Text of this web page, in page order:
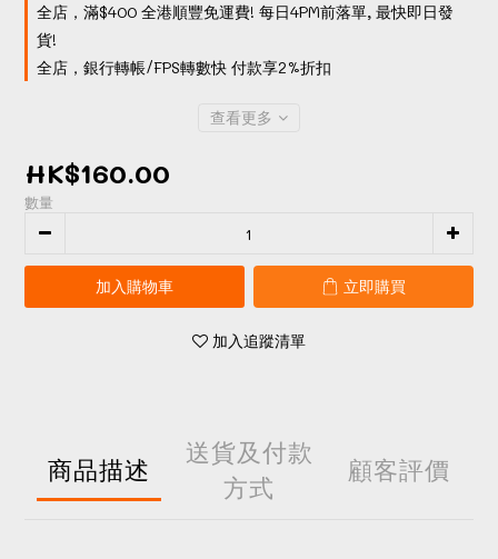
全店，滿$400 全港順豐免運費! 每日4PM前落單, 最快即日發
貨!
全店，銀行轉帳/FPS轉數快 付款享2%折扣
查看更多
HK$160.00
數量
加入購物車 立即購買
加入追蹤清單
商品描述
送貨及付款
方式
顧客評價